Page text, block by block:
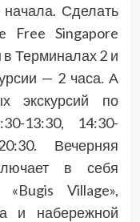
Сделать
Free Singapore
Терминалах 2 и
— 2 часа. А
экскурсий по
13:30, 14:30-
Вечерняя
в себя
Village»,
и набережной